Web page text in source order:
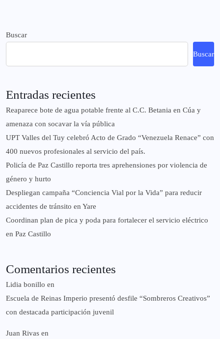
Buscar
Buscar
Entradas recientes
Reaparece bote de agua potable frente al C.C. Betania en Cúa y
amenaza con socavar la vía pública
UPT Valles del Tuy celebró Acto de Grado “Venezuela Renace” con
400 nuevos profesionales al servicio del país.
‎Policía de Paz Castillo reporta tres aprehensiones por violencia de
género y hurto
‎Despliegan campaña “Conciencia Vial por la Vida” para reducir
accidentes de tránsito en Yare
Coordinan plan de pica y poda para fortalecer el servicio eléctrico
en Paz Castillo
Comentarios recientes
Lidia bonillo en
Escuela de Reinas Imperio presentó desfile “Sombreros Creativos”
con destacada participación juvenil
Juan Rivas en